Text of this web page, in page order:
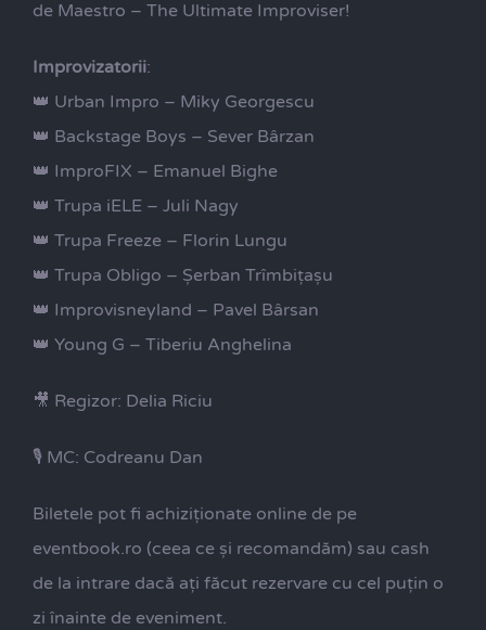
de Maestro – The Ultimate Improviser!
Improvizatorii:
👑 Urban Impro – Miky Georgescu
👑 Backstage Boys – Sever Bârzan
👑 ImproFIX – Emanuel Bighe
👑 Trupa iELE – Juli Nagy
👑 Trupa Freeze – Florin Lungu
👑 Trupa Obligo – Șerban Trîmbițașu
👑 Improvisneyland – Pavel Bârsan
👑 Young G – Tiberiu Anghelina
🎥 Regizor: Delia Riciu
🎙 MC: Codreanu Dan
Biletele pot fi achiziționate online de pe
eventbook.ro (ceea ce și recomandăm) sau cash
de la intrare dacă ați făcut rezervare cu cel puțin o
zi înainte de eveniment.